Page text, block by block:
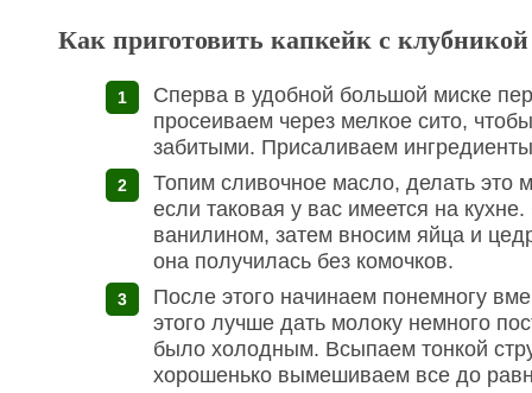
Как приготовить капкейк с клубникой
Сперва в удобной большой миске
просеиваем через мелкое сито,
забитыми. Присаливаем
Топим сливочное масло, делать это
если таковая у вас имеется на
ванилином, затем вносим яйца и
она получилась без комочков.
После этого начинаем понемногу
этого лучше дать молоку немного
было холодным. Всыпаем тонкой
хорошенько вымешиваем все до